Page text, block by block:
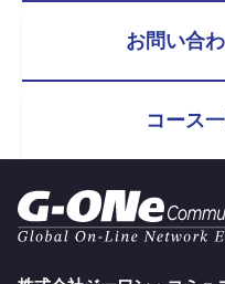
お問い合
コース